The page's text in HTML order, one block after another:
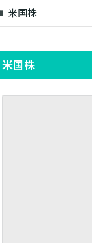
米国株
米国株